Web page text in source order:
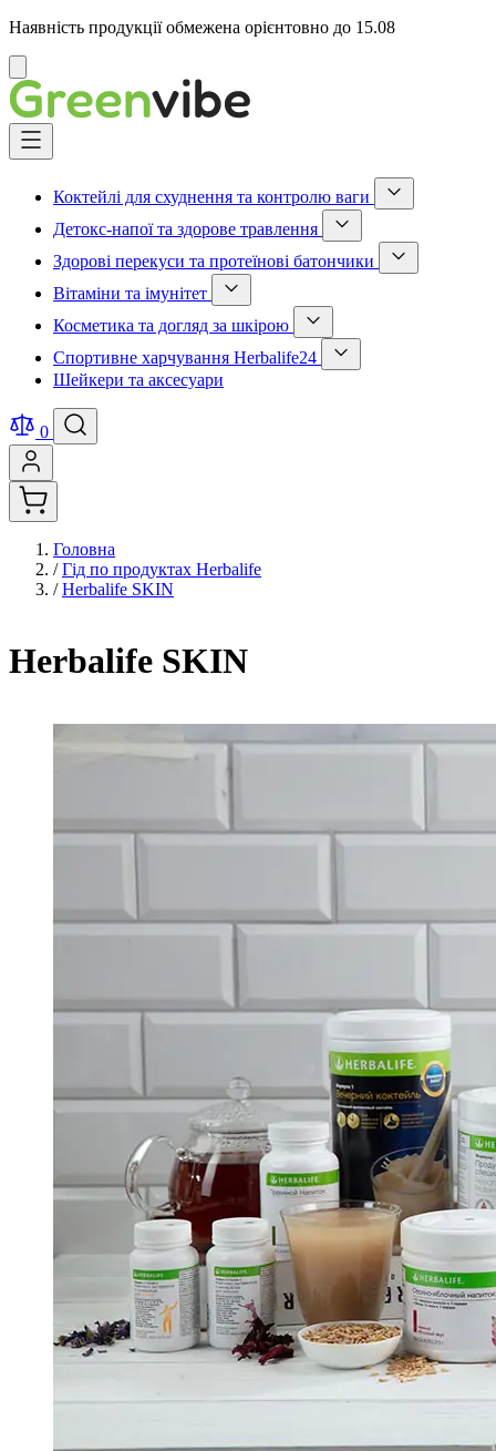
Наявність продукції обмежена орієнтовно до 15.08
Skip
to
Content
Коктейлі для схуднення та контролю ваги
Show
for
Коктейлі
Детокс-напої та здорове травлення
Show
submenu
здорове
Здорові перекуси та протеїнові батончики
Show
Вітаміни та імунітет
Show
submenu
Вітаміни
Косметика та догляд за шкірою
Show
submenu
for
Спортивне харчування Herbalife24
Show
Шейкери та аксесуари
0
Головна
/ Гід по продуктах Herbalife
/ Herbalife SKIN
Herbalife SKIN